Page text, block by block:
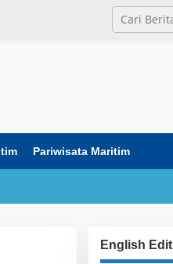
Pariwisata Maritim
English